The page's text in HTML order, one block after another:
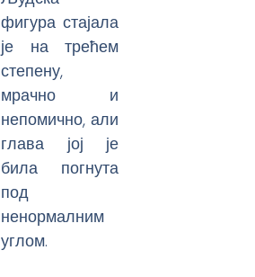
фигура стајала
је на трећем
степену,
мрачно и
непомично, али
глава јој је
била погнута
под
ненормалним
углом.